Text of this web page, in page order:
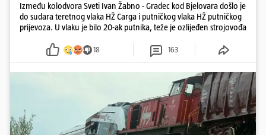
Između kolodvora Sveti Ivan Žabno - Gradec kod Bjelovara došlo je
do sudara teretnog vlaka HŽ Carga i putničkog vlaka HŽ putničkog
prijevoza. U vlaku je bilo 20-ak putnika, teže je ozlijeđen strojovođa
18 163